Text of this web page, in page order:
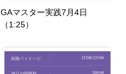
GAマスター実践7月4日
（1:25）